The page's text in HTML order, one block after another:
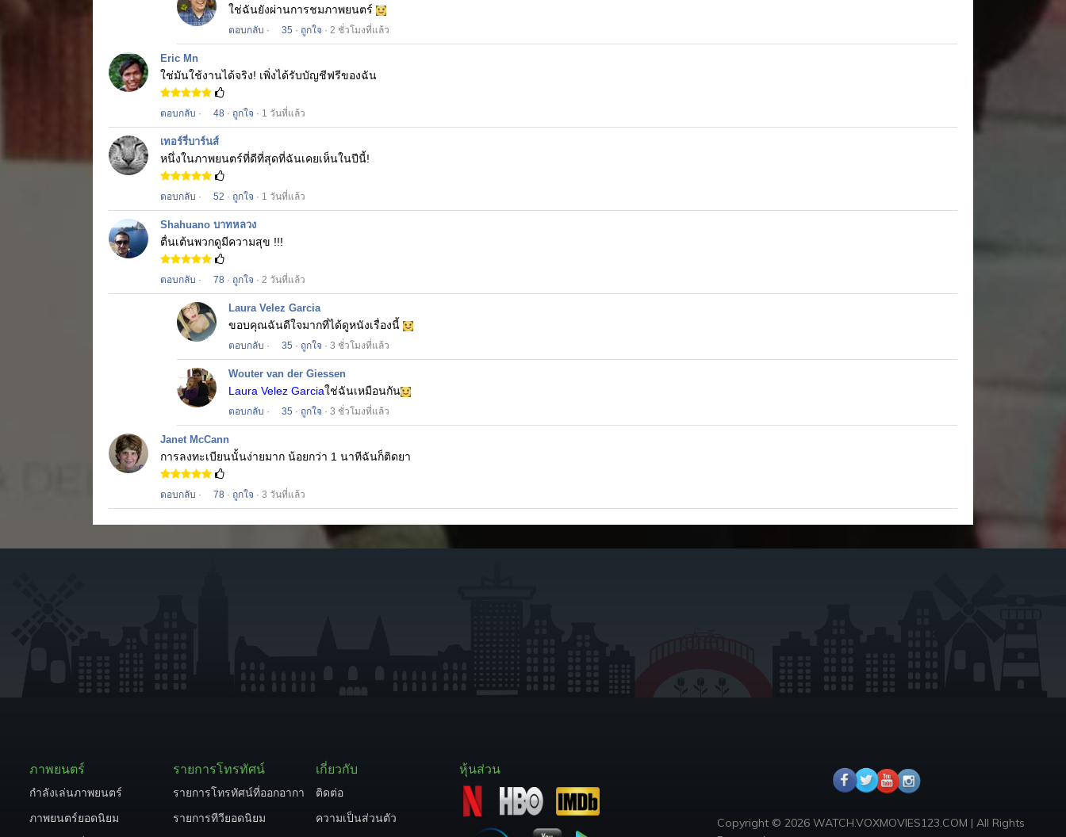
ใช่ฉันยังผ่านการชมภาพยนตร์
ตอบกลับ · 35 · ถูกใจ · 2 ชั่วโมงที่แล้ว
Eric Mn
ใช่มันใช้งานได้จริง! เพิ่งได้รับบัญชีฟรีของฉัน
ตอบกลับ · 48 · ถูกใจ · 1 วันที่แล้ว
เทอร์รี่บาร์นส์
หนึ่งในภาพยนตร์ที่ดีที่สุดที่ฉันเคยเห็นในปีนี้!
ตอบกลับ · 52 · ถูกใจ · 1 วันที่แล้ว
Shahuano บาทหลวง
ตื่นเต้นพวกดูมีความสุข !!!
ตอบกลับ · 78 · ถูกใจ · 2 วันที่แล้ว
Laura Velez Garcia
ขอบคุณฉันดีใจมากที่ได้ดูหนังเรื่องนี้
ตอบกลับ · 35 · ถูกใจ · 3 ชั่วโมงที่แล้ว
Wouter van der Giessen
Laura Velez Garciaใช่ฉันเหมือนกัน
ตอบกลับ · 35 · ถูกใจ · 3 ชั่วโมงที่แล้ว
Janet McCann
การลงทะเบียนนั้นง่ายมาก น้อยกว่า 1 นาทีฉันก็ติดยา
ตอบกลับ · 78 · ถูกใจ · 3 วันที่แล้ว
ภาพยนตร์
กำลังเล่นภาพยนตร์
ภาพยนตร์ยอดนิยม
รายการโทรทัศน์
รายการโทรทัศน์ที่ออกอากาศ
รายการทีวียอดนิยม
เกี่ยวกับ
ติดต่อ
ความเป็นส่วนตัว
หุ้นส่วน
Copyright © 2026 WATCH.VOXMOVIES123.COM | All Rights